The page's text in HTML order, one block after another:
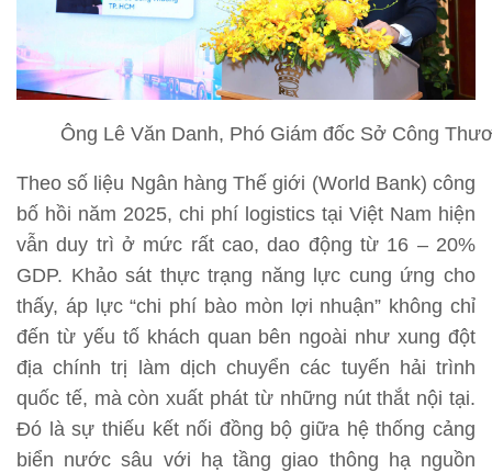
Ông Lê Văn Danh, Phó Giám đốc Sở Công
Theo số liệu Ngân hàng Thế giới (World Bank) công
bố hồi năm 2025, chi phí logistics tại Việt Nam hiện
vẫn duy trì ở mức rất cao, dao động từ 16 – 20%
GDP. Khảo sát thực trạng năng lực cung ứng cho
thấy, áp lực “chi phí bào mòn lợi nhuận” không chỉ
đến từ yếu tố khách quan bên ngoài như xung đột
địa chính trị làm dịch chuyển các tuyến hải trình
quốc tế, mà còn xuất phát từ những nút thắt nội tại.
Đó là sự thiếu kết nối đồng bộ giữa hệ thống cảng
biển nước sâu với hạ tầng giao thông hạ nguồn